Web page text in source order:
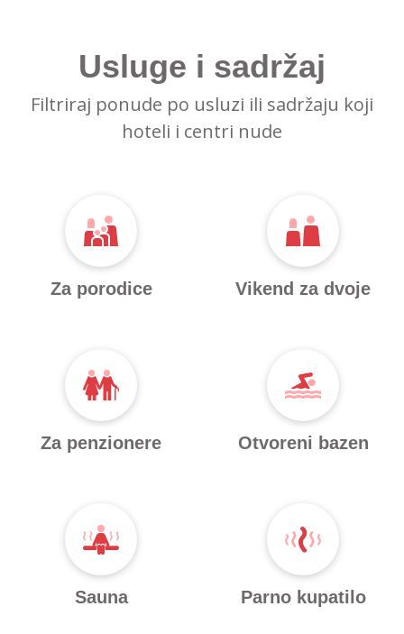
Usluge i sadržaj
Filtriraj ponude po usluzi ili sadržaju koji
hoteli i centri nude
Za porodice Vikend za dvoje
Za penzionere Otvoreni bazen
Sauna Parno kupatilo